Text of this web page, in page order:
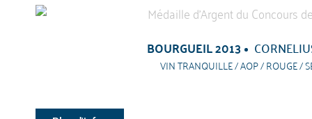
BOURGUEIL 2013
VIN TRANQUILLE / AOP / ROUGE /